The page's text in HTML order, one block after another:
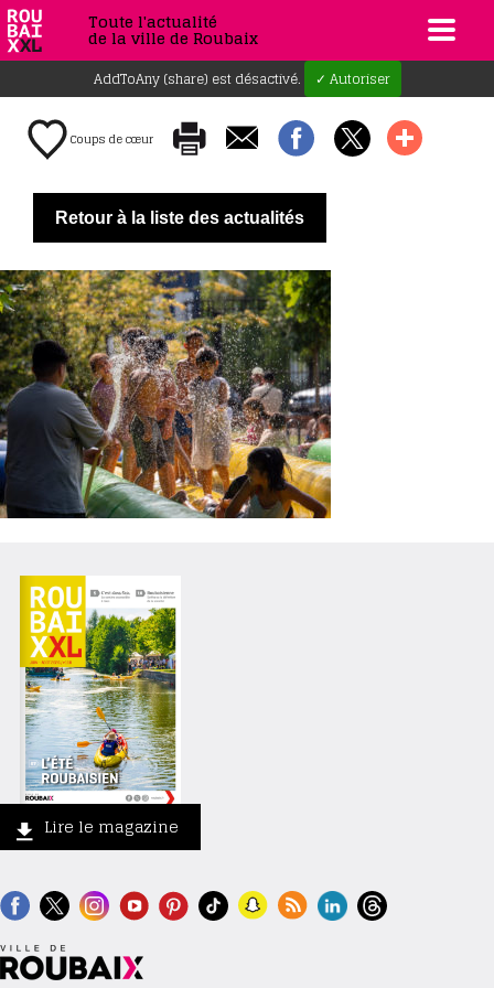
Toute l'actualité
de la ville de Roubaix
AddToAny (share) est désactivé. ✓ Autoriser
Coups de cœur
Retour à la liste des actualités
Lire le magazine